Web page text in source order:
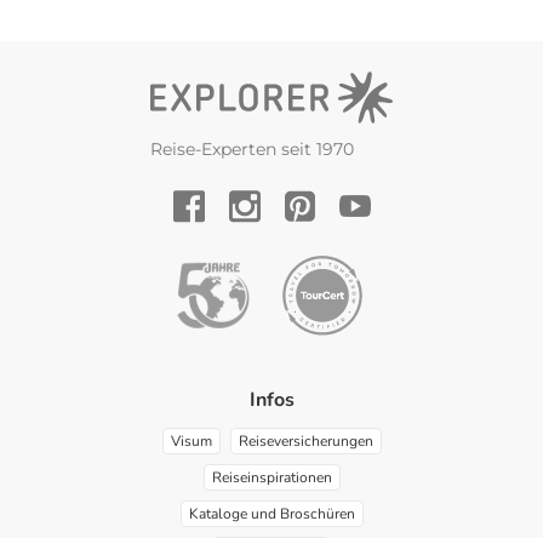
Reise-Experten seit 1970
Infos
Visum
Reiseversicherungen
Reiseinspirationen
Kataloge und Broschüren